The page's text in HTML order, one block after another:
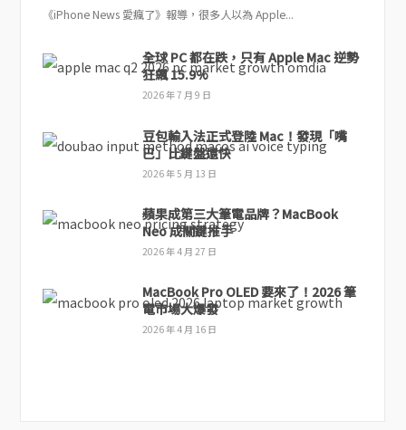
《iPhone News 愛瘋了》報導，很多人以為 Apple...
全球 PC 都在跌，只有 Apple Mac 逆勢
狂飆 15.9%
2026 年 7 月 9 日
豆包輸入法正式登陸 Mac！發現「嘴
巴」比鍵盤還快
2026 年 5 月 13 日
蘋果成第三大筆電品牌？MacBook
Neo 成關鍵推手
2026 年 4 月 27 日
MacBook Pro OLED 要來了！2026 筆
電市場大爆發
2026 年 4 月 16 日